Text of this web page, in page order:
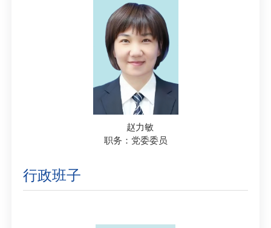
赵力敏
职务：党委委员
行政班子